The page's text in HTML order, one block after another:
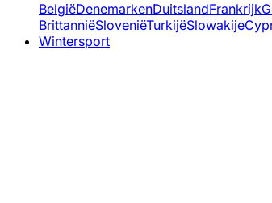
BelgiëDenemarkenDuitslandFrankrijk
BrittanniëSloveniëTurkijëSlowakije
Wintersport